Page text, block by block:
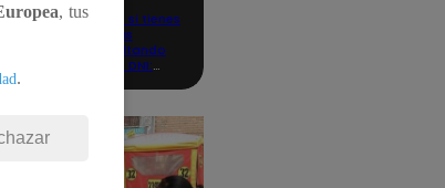
Revisa si tienes
deudas
consultando
con tu DNI:
, tus
.